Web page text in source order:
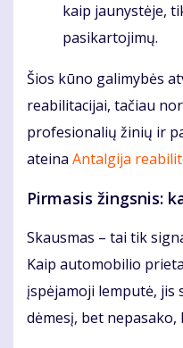
kaip jaunystėje,
pasikartojimų.
Šios kūno galimybės
reabilitacijai, tačiau
profesionalių žinių ir
ateina Antalgija
Pirmasis žingsnis:
Skausmas – tai tik
Kaip automobilio
įspėjamoji lemputė, jis
dėmesį, bet